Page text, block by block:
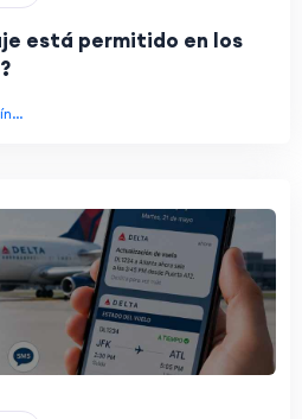
está permitido en los